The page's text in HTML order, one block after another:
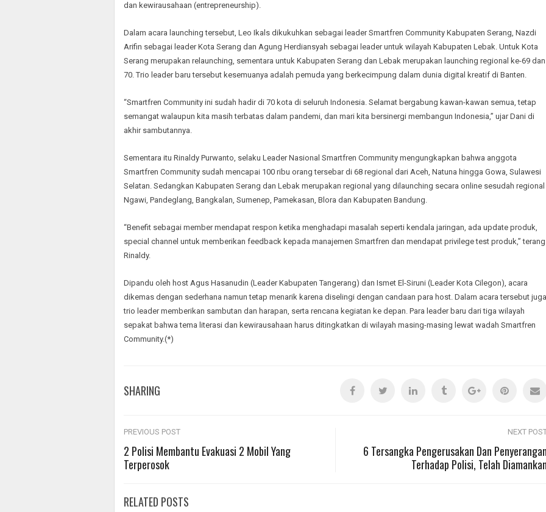
dan kewirausahaan (entrepreneurship).
Dalam acara launching tersebut, Leo Ikals dikukuhkan sebagai leader Smartfren Community Kabupaten Serang, Nazdi
Arifin sebagai leader Kota Serang dan Agung Herdiansyah sebagai leader untuk wilayah Kabupaten Lebak. Untuk Kota
Serang merupakan relaunching, sementara untuk Kabupaten Serang dan Lebak merupakan launching regional ke-69 dan
70. Trio leader baru tersebut kesemuanya adalah pemuda yang berkecimpung dalam dunia digital kreatif di Banten.
“Smartfren Community ini sudah hadir di 70 kota di seluruh Indonesia. Selamat bergabung kawan-kawan semua, tetap
semangat walaupun kita masih terbatas dalam pandemi, dan mari kita bersinergi membangun Indonesia,” ujar Dani di
akhir sambutannya.
Sementara itu Rinaldy Purwanto, selaku Leader Nasional Smartfren Community mengungkapkan bahwa anggota
Smartfren Community sudah mencapai 100 ribu orang tersebar di 68 regional dari Aceh, Natuna hingga Gowa, Sulawesi
Selatan. Sedangkan Kabupaten Serang dan Lebak merupakan regional yang dilaunching secara online sesudah regional
Ngawi, Pandeglang, Bangkalan, Sumenep, Pamekasan, Blora dan Kabupaten Bandung.
“Benefit sebagai member mendapat respon ketika menghadapi masalah seperti kendala jaringan, ada update produk,
special channel untuk memberikan feedback kepada manajemen Smartfren dan mendapat privilege test produk,” terang
Rinaldy.
Dipandu oleh host Agus Hasanudin (Leader Kabupaten Tangerang) dan Ismet El-Siruni (Leader Kota Cilegon), acara
dikemas dengan sederhana namun tetap menarik karena diselingi dengan candaan para host. Dalam acara tersebut juga
trio leader memberikan sambutan dan harapan, serta rencana kegiatan ke depan. Para leader baru dari tiga wilayah
sepakat bahwa tema literasi dan kewirausahaan harus ditingkatkan di wilayah masing-masing lewat wadah Smartfren
Community.(*)
SHARING
Post
navigation
PREVIOUS POST
2 Polisi Membantu Evakuasi 2 Mobil Yang
Terperosok
NEXT
6 Tersangka Pengerusakan Dan
Terhadap Polisi, Telah
RELATED POSTS